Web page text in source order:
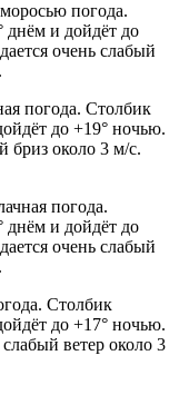
погода.
днём и дойдёт до
очень слабый
погода. Столбик
до +19° ночью.
бриз около 3 м/с.
погода.
днём и дойдёт до
очень слабый
Столбик
до +17° ночью.
ветер около 3